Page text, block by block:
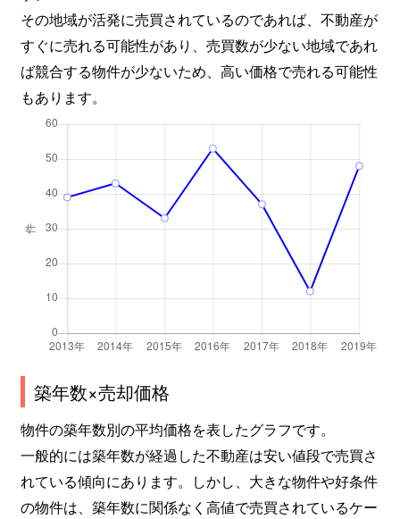
その地域が活発に売買されているのであれば、不動産が
すぐに売れる可能性があり、売買数が少ない地域であれ
ば競合する物件が少ないため、高い価格で売れる可能性
もあります。
築年数×売却価格
物件の築年数別の平均価格を表したグラフです。
一般的には築年数が経過した不動産は安い値段で売買さ
れている傾向にあります。しかし、大きな物件や好条件
の物件は、築年数に関係なく高値で売買されているケー